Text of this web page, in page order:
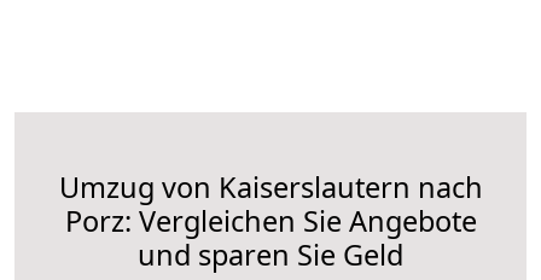
Umzug von Kaiserslautern nach
Porz: Vergleichen Sie Angebote
und sparen Sie Geld